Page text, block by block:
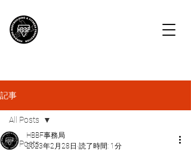
記事
All Posts
All Posts
HBBF事務局
2023年2月28日 読了時間: 1分